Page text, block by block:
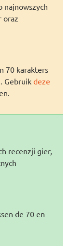
najnowszych
oraz
70 karakters
Gebruikdeze
recenzji gier,
de 70 en